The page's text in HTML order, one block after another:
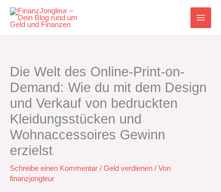
Inhalt
springen
Die Welt des Online-Print-on-
Demand: Wie du mit dem Design
und Verkauf von bedruckten
Kleidungsstücken und
Wohnaccessoires Gewinn
erzielst
Schreibe einen Kommentar / Geld verdienen / Von
finanzjongleur